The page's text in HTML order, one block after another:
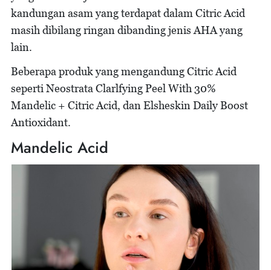
kandungan asam yang terdapat dalam Citric Acid
masih dibilang ringan dibanding jenis AHA yang
lain.
Beberapa produk yang mengandung Citric Acid
seperti Neostrata Clarlfying Peel With 30%
Mandelic + Citric Acid, dan Elsheskin Daily Boost
Antioxidant.
Mandelic Acid